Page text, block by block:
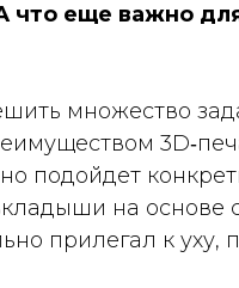
еще важно
множество
подойдет
на основе
прилегал к уху,